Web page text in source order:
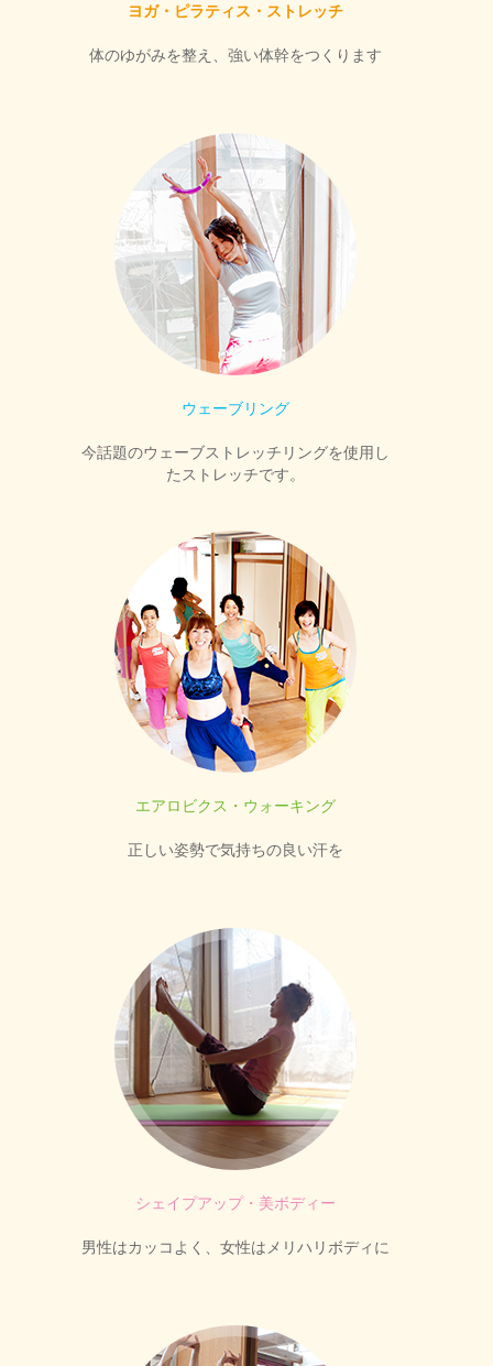
ヨガ・ピラティス・ストレッチ
体のゆがみを整え、強い体幹をつくります
ウェーブリング
今話題のウェーブストレッチリングを使用し
たストレッチです。
エアロビクス・ウォーキング
正しい姿勢で気持ちの良い汗を
シェイプアップ・美ボディー
男性はカッコよく、女性はメリハリボディに